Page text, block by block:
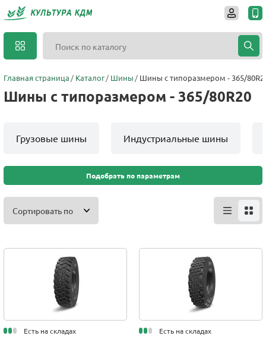
Главная страница Каталог Шины Шины с типоразмером - 365/
Шины с типоразмером - 365/80R20
Грузовые шины Индустриальные шины
Подобрать по параметрам
Сортировать по
Есть на складах Есть на складах